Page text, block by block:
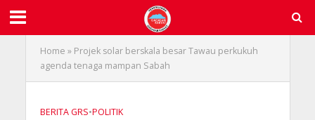
Home » Projek solar berskala besar Tawau perkukuh
agenda tenaga mampan Sabah
BERITA GRS•POLITIK